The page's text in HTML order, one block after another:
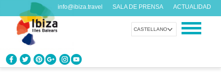
CASTELLANO
info@ibiza.travel SALA DE PRENSA ACTUALIDAD